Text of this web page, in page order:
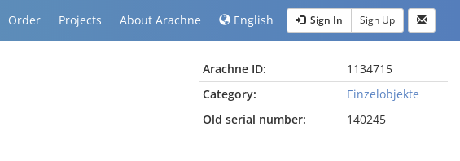
Order Projects About Arachne English Sign In Sign Up
Arachne ID:
1134715
Category:
Einzelobjekte
Old serial number:
140245